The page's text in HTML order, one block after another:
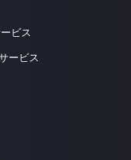
ビス
ービス